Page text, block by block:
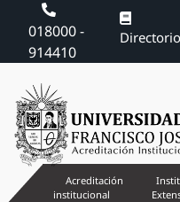
018000 -
914410
Directorio
Acreditación
institucional